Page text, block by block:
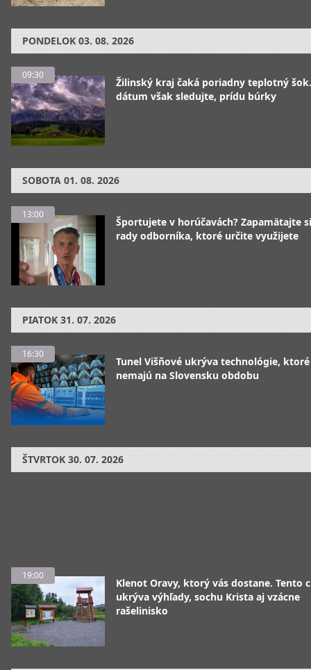
PONDELOK 03. 08. 2026
09:30
Žilinský kraj čaká poriadny teplotný
dátum však sledujte, prídu búrky
SOBOTA 01. 08. 2026
13:00
Športujete v horúčavách? Zapamätajte
rady odborníka, ktoré určite využijete
PIATOK 31. 07. 2026
16:30
Tunel Višňové ukrýva technológie, ktoré
nemajú na Slovensku obdobu
ŠTVRTOK 30. 07. 2026
19:00
Klenot Oravy, ktorý vás dostane. Tento
ukrýva výhľady, sochu Krista aj vzácne
rašelinisko